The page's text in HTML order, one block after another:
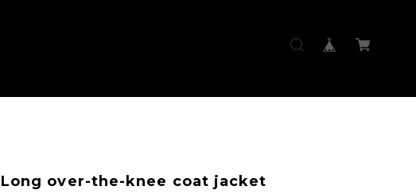
Long over-the-knee coat jacket